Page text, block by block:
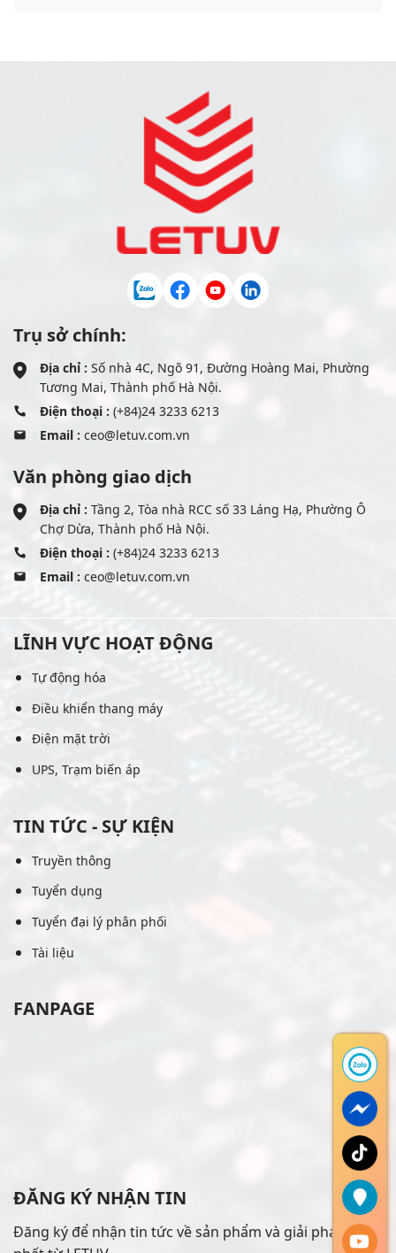
Trụ sở chính:
Địa chỉ : Số nhà 4C, Ngõ 91, Đường Hoàng Mai, Phường
Tương Mai, Thành phố Hà Nội.
Điện thoại : (+84)24 3233 6213
Email : ceo@letuv.com.vn
Văn phòng giao dịch
Địa chỉ : Tầng 2, Tòa nhà RCC số 33 Láng Hạ, Phường Ô
Chợ Dừa, Thành phố Hà Nội.
Điện thoại : (+84)24 3233 6213
Email : ceo@letuv.com.vn
LĨNH VỰC HOẠT ĐỘNG
Tự động hóa
Điều khiển thang máy
Điện mặt trời
UPS, Trạm biến áp
TIN TỨC - SỰ KIỆN
Truyền thông
Tuyển dụng
Tuyển đại lý phân phối
Tài liệu
FANPAGE
ĐĂNG KÝ NHẬN TIN
Đăng ký để nhận tin tức về sản phẩm và giải pháp mới